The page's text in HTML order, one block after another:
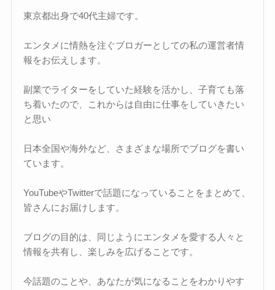
東京都出身で40代主婦です。
エンタメに情熱を注ぐブロガーとしての私の運営者情
報をお伝えします。
副業でライターをしていた経験を活かし、子育ても落
ち着いたので、これからは自由に仕事をしていきたい
と思い
日本全国や海外など、さまざまな場所でブログを書い
ています。
YouTubeやTwitterで話題になっていることをまとめて、
皆さんにお届けします。
ブログの目的は、同じようにエンタメを愛する人々と
情報を共有し、楽しみを広げることです。
今話題のことや、あなたが気になることをわかりやす